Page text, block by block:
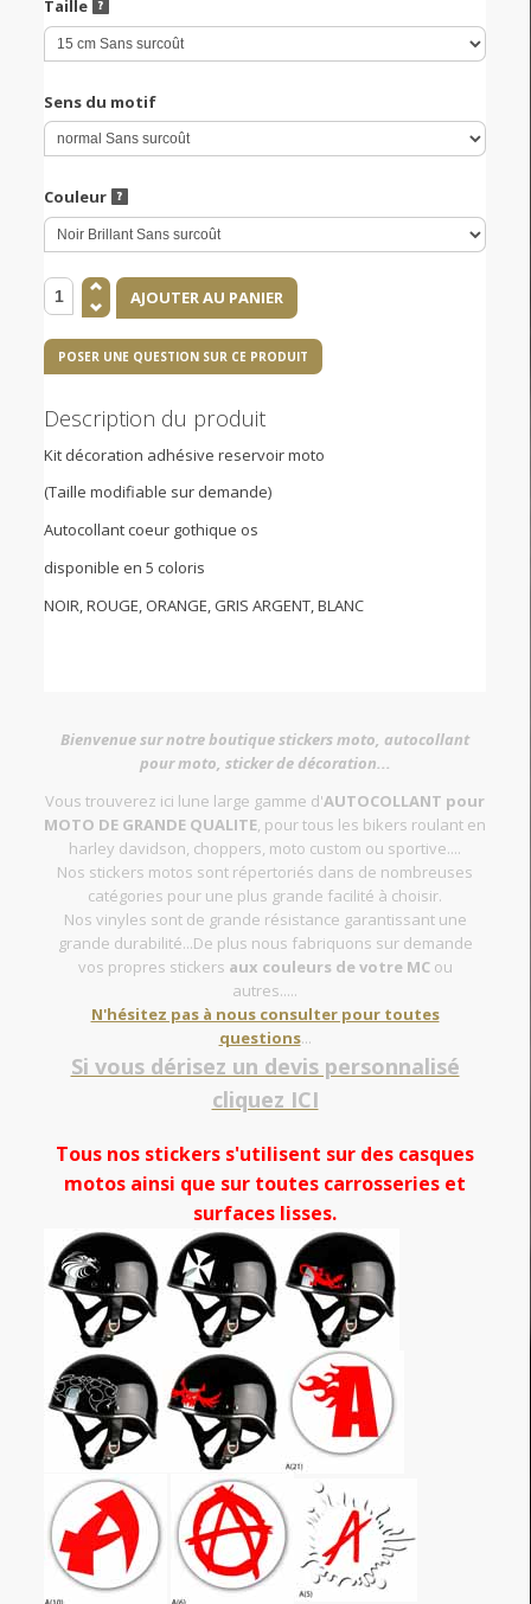
Taille
Sens du motif
Couleur
POSER UNE QUESTION SUR CE PRODUIT
Description du produit
Kit décoration adhésive reservoir moto
(Taille modifiable sur demande)
Autocollant coeur gothique os
disponible en 5 coloris
NOIR, ROUGE, ORANGE, GRIS ARGENT, BLANC
Bienvenue sur notre boutique stickers moto, autocollant
pour moto, sticker de décoration...
Vous trouverez ici lune large gamme d'AUTOCOLLANT pour
MOTO DE GRANDE QUALITE , pour tous les bikers roulant en
harley davidson, choppers, moto custom ou sportive....
Nos stickers motos sont répertoriés dans de nombreuses
catégories pour une plus grande facilité à choisir.
Nos vinyles sont de grande résistance garantissant une
grande durabilité...De plus nous fabriquons sur demande
vos propres stickers aux couleurs de votre MCou
autres.....
N'hésitez pas à nous consulter pour toutes
questions...
Si vous dérisez un devis personnalisé
cliquez ICI
Tous nos stickers s'utilisent sur des casques
motos ainsi que sur toutes carrosseries et
surfaces lisses.